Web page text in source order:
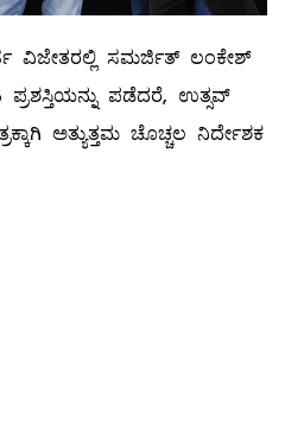
ವಿಜೇತರಲ್ಲಿ ಸಮರ್ಜಿತ್ ಲಂಕೇಶ್
ಪಡೆದರೆ, ಉತ್ಸವ್
ಅತ್ಯುತ್ತಮ ಚೊಚ್ಚಲ ನಿರ್ದೇಶಕ